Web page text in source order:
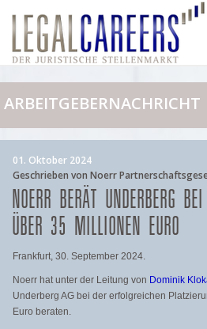
ARBEITGEBERNACHRICHT
01. Oktober 2024
Geschrieben von Noerr
NOERR BERÄT UNDERBERG
ÜBER 35 MILLIONEN EURO
Frankfurt, 30. September 2024.
Noerr hat unter der Leitung von Dominik
Underberg AG bei der erfolgreichen
Euro beraten.